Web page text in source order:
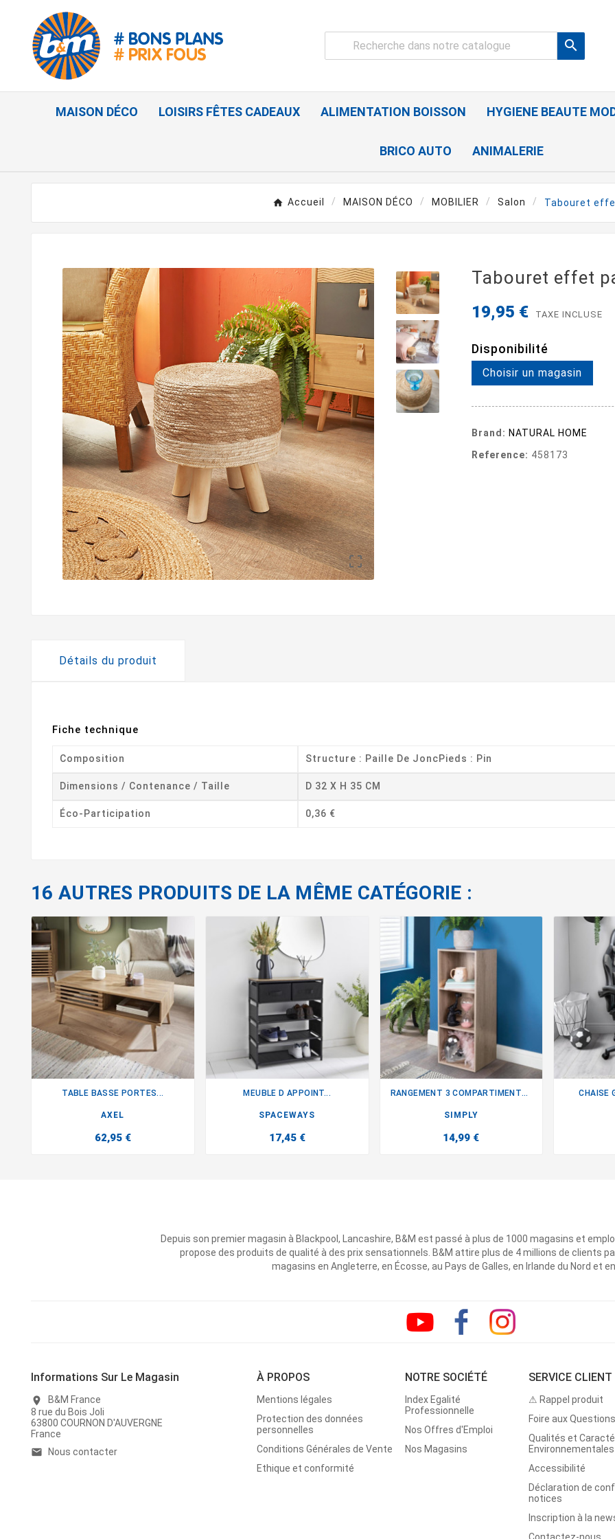

MAISON DÉCO LOISIRS FÊTES CADEAUX ALIMENTATION BOISSON HYGIENE BEAUTE
BRICO AUTO ANIMALERIE
Accueil MAISON DÉCO MOBILIER Salon Tabouret

Tabouret effet
19,95 € TAXE INCLUSE
Disponibilité
Choisir un magasin
Brand: NATURAL HOME
Reference: 458173
Détails du produit
Fiche technique
Composition Structure : Paille De JoncPieds : Pin
Dimensions / Contenance / Taille D 32 X H 35 CM
Éco-Participation 0,36 €
16 AUTRES PRODUITS DE LA MÊME CATÉGORIE :
TABLE BASSE PORTES...
AXEL
62,95 €
MEUBLE D APPOINT...
SPACEWAYS
17,45 €
RANGEMENT 3 COMPARTIMENTS BOIS
SIMPLY
14,99 €
CHAISE
Depuis son premier magasin à Blackpool, Lancashire, B&M est passé à plus de 1000 magasins et
propose des produits de qualité à des prix sensationnels. B&M attire plus de 4 millions de clients
magasins en Angleterre, en Écosse, au Pays de Galles, en Irlande du Nord et
Informations Sur Le Magasin
location_on
B&M France
8 rue du Bois Joli
63800 COURNON D'AUVERGNE
France
email Nous contacter
À PROPOS
Mentions légales
Protection des données
personnelles
Conditions Générales de Vente
Ethique et conformité
NOTRE SOCIÉTÉ
Index Egalité
Professionnelle
Nos Offres d'Emploi
Nos Magasins
SERVICE CLIENT
⚠ Rappel produit
Foire aux
Qualités et
Environnementales
Accessibilité
Déclaration de
notices
Inscription à la
Contactez-nous